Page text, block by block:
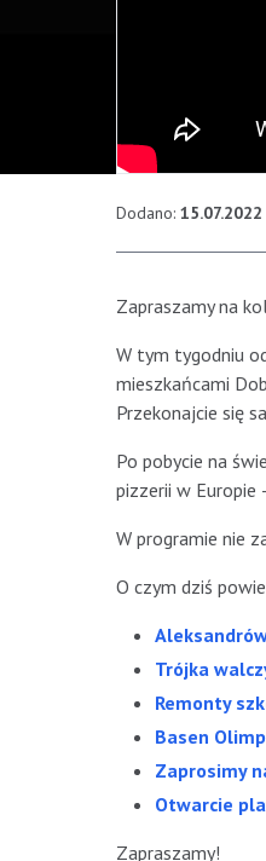
Dodano: 15.07.2022
Zapraszamy na
W tym tygodniu
mieszkańcami
Przekonajcie się
Po pobycie na
pizzerii w Europie
W programie nie
O czym dziś
Trójka
Remonty
Basen
Zaprosimy
Otwarcie
Zapraszamy!